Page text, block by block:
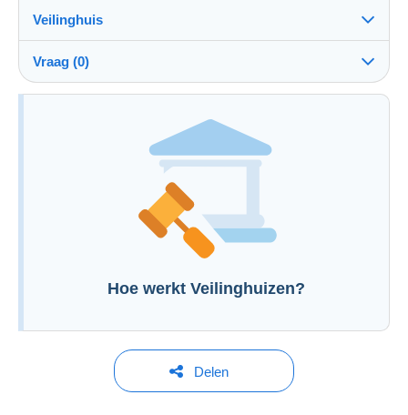
Veilinghuis
Vraag (0)
Om een vraag te stellen moet u een sessie
Een sessie openen
Hoe werkt Veilinghuizen?
Delen